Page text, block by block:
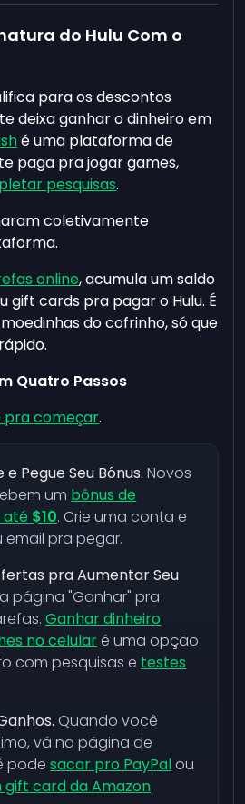
do Hulu Com o
para os descontos
deixa ganhar o dinheiro em
é uma plataforma de
paga pra jogar games,
pesquisas.
coletivamente
online, acumula um saldo
gift cards pra pagar o Hulu. É
do cofrinho, só que
Quatro Passos
pra começar.
Pegue Seu Bônus. Novos
um bônus de
até $10. Crie uma conta e
email pra pegar.
pra Aumentar Seu
página "Ganhar" pra
Ganhar dinheiro
no celular é uma opção
com pesquisas e testes
Quando você
vá na página de
podesacar pro PayPalou
card da Amazon.